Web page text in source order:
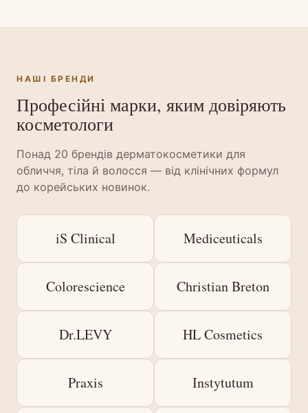
НАШІ БРЕНДИ
Професійні марки, яким довіряють
косметологи
Понад 20 брендів дерматокосметики для
обличчя, тіла й волосся — від клінічних формул
до корейських новинок.
iS Clinical Mediceuticals
Colorescience Christian Breton
Dr.LEVY HL Cosmetics
Praxis Instytutum